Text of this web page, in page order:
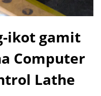
ikot gamit
Computer
Lathe